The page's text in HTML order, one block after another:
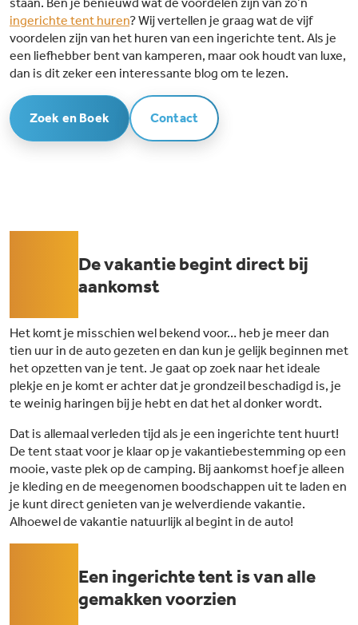
ingerichte tent huren? Wij vertellen je graag wat de vijf
voordelen zijn van het huren van een ingerichte tent. Als je
een liefhebber bent van kamperen, maar ook houdt van luxe,
dan is dit zeker een interessante blog om te lezen.
Zoek en Boek Contact
01De vakantie begint direct bij
aankomst
Het komt je misschien wel bekend voor… heb je meer dan
tien uur in de auto gezeten en dan kun je gelijk beginnen met
het opzetten van je tent. Je gaat op zoek naar het ideale
plekje en je komt er achter dat je grondzeil beschadigd is, je
te weinig haringen bij je hebt en dat het al donker wordt.
Dat is allemaal verleden tijd als je een ingerichte tent huurt!
De tent staat voor je klaar op je vakantiebestemming op een
mooie, vaste plek op de camping. Bij aankomst hoef je alleen
je kleding en de meegenomen boodschappen uit te laden en
je kunt direct genieten van je welverdiende vakantie.
Alhoewel de vakantie natuurlijk al begint in de auto!
02Een ingerichte tent is van alle
gemakken voorzien